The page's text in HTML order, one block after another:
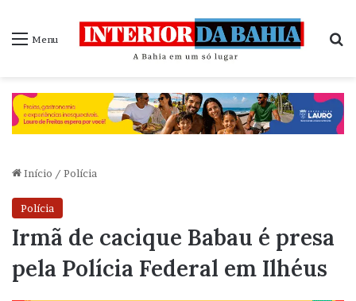
Menu
Início / Polícia
Polícia
Irmã de cacique Babau é presa
pela Polícia Federal em Ilhéus